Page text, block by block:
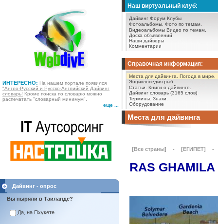
ИНТЕРЕСНО: На нашем портале появился
"Англо-Русский и Русско-Английский Дайвинг
словарь! Кроме поиска по словарю можно
распечатать "словарный минимум".
еще ...
Наш виртуальный клуб:
Дайвинг Форум Клубы
Фотоальбомы. Фото по темам.
Видеоальбомы Видео по темам.
Доска объявлений
Наши дайверы
Комментарии
Справочная информация:
Места для дайвинга.
Погода в мире.
Энциклопедия рыб
Статьи.
Книги о дайвинге.
Дайвинг словарь (3165 слов)
Термины. Знаки.
Оборудование
Дайвинг - опрос
Вы ныряли в Таиланде?
Да, на Пхукете
Места для дайвинга
[Все страны] - [ЕГИПЕТ] -
RAS GHAMILA